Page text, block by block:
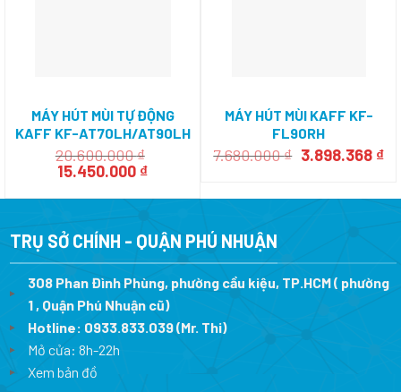
MÁY HÚT MÙI TỰ ĐỘNG
KAFF KF-AT70LH/AT90LH
20.600.000₫
Giá
là:
15.450.000 ₫Giá
tại
15.450.000 ₫.
MÁY HÚT MÙI KAFF KF-
FL90RH
7.680.000₫ Giá
7.680.000 ₫.
3.898.368 ₫
là:
TRỤ SỞ CHÍNH - QUẬN PHÚ NHUẬN
308 Phan Đình Phùng, phường cầu kiệu, TP.HCM ( phường
1 , Quận Phú Nhuận cũ)
Hotline: 0933.833.039(Mr. Thi)
Mở cửa: 8h-22h
Xem bản đồ